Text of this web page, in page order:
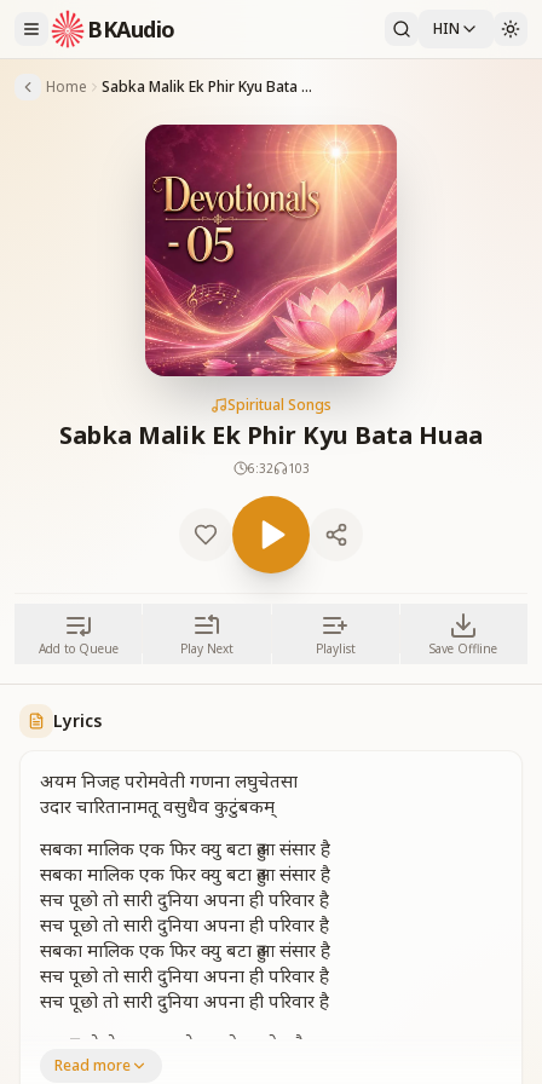
BKAudio HIN
Home Sabka Malik Ek Phir Kyu Bata Huaa
Spiritual Songs
Sabka Malik Ek Phir Kyu Bata Huaa
6:32 103
Add to Queue Play Next Playlist Save Offline
Lyrics
अयम निजह परोमवेती गणना लघुचेतसा
उदार चारितानामतू वसुधैव कुटुंबकम्
सबका मालिक एक फिर क्यु बटा हुआ संसार है
सबका मालिक एक फिर क्यु बटा हुआ संसार है
सच पूछो तो सारी दुनिया अपना ही परिवार है
सच पूछो तो सारी दुनिया अपना ही परिवार है
सबका मालिक एक फिर क्यु बटा हुआ संसार है
सच पूछो तो सारी दुनिया अपना ही परिवार है
सच पूछो तो सारी दुनिया अपना ही परिवार है
एक दूसरे से नफ़रत सारे झगड़ोका मोल है
सारे झगड़ोका मोल है
Read more